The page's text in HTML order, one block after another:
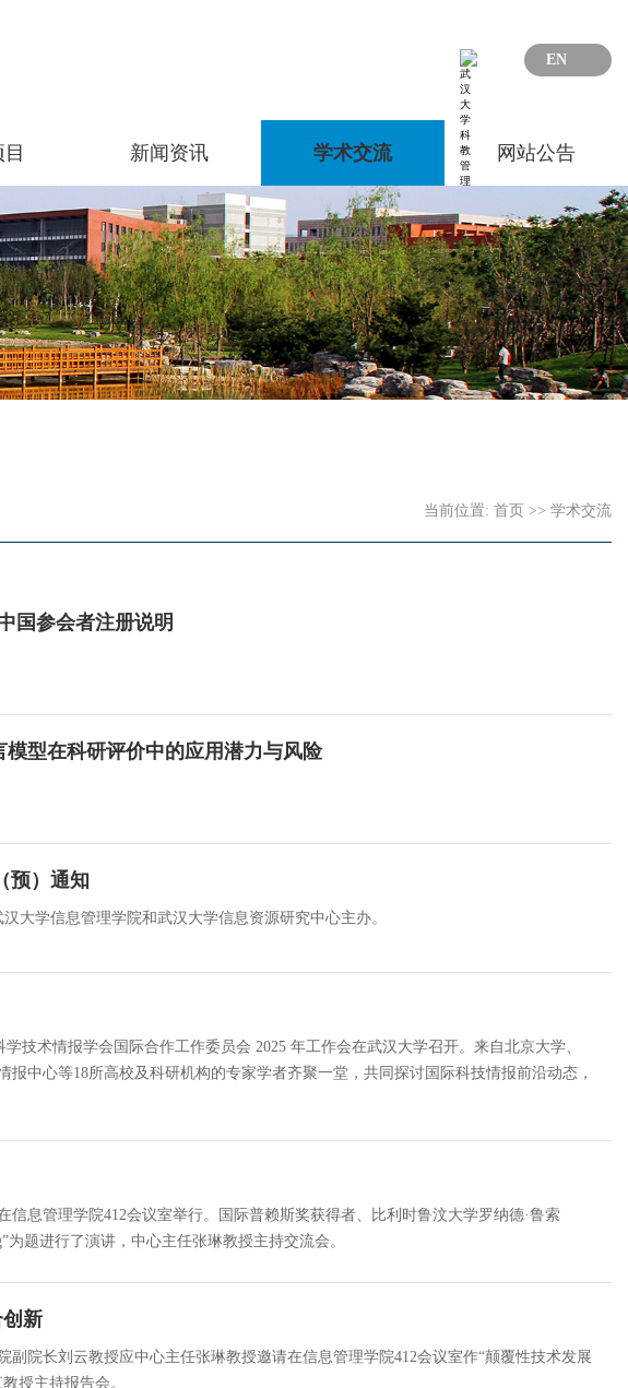
EN
新闻资讯 学术交流 网站公告
当前位置: 首页 >> 学术交流
国参会者注册说明
型在科研评价中的应用潜力与风险
预）通知
大学信息管理学院和武汉大学信息资源研究中心主办。
技术情报学会国际合作工作委员会 2025 年工作会在武汉大学召开。来自北京大学、
中心等18所高校及科研机构的专家学者齐聚一堂，共同探讨国际科技情报前沿动态，
信息管理学院412会议室举行。国际普赖斯奖获得者、比利时鲁汶大学罗纳德·鲁索
为题进行了演讲，中心主任张琳教授主持交流会。
新
副院长刘云教授应中心主任张琳教授邀请在信息管理学院412会议室作“颠覆性技术发展
授主持报告会。